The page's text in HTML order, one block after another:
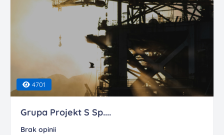
4701
Grupa Projekt S Sp....
Brak opinii